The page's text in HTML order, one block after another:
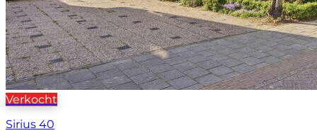
Verkocht
Sirius 40